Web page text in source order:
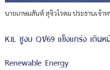
นายเกษมสันต์ สุจิวโรดม ประธานเจ้า
KJL ชูงบ Q1/69 แข็งแกร่ง เดิน
Renewable Energy